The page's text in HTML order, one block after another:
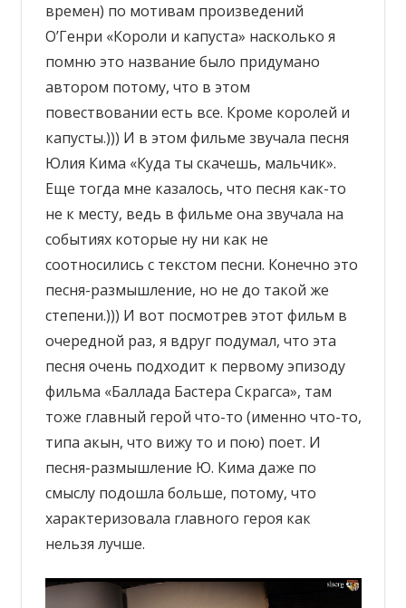
времен) по мотивам произведений
О’Генри «Короли и капуста» насколько я
помню это название было придумано
автором потому, что в этом
повествовании есть все. Кроме королей и
капусты.))) И в этом фильме звучала песня
Юлия Кима «Куда ты скачешь, мальчик».
Еще тогда мне казалось, что песня как-то
не к месту, ведь в фильме она звучала на
событиях которые ну ни как не
соотносились с текстом песни. Конечно это
песня-размышление, но не до такой же
степени.))) И вот посмотрев этот фильм в
очередной раз, я вдруг подумал, что эта
песня очень подходит к первому эпизоду
фильма «Баллада Бастера Скрагса», там
тоже главный герой что-то (именно что-то,
типа акын, что вижу то и пою) поет. И
песня-размышление Ю. Кима даже по
смыслу подошла больше, потому, что
характеризовала главного героя как
нельзя лучше.